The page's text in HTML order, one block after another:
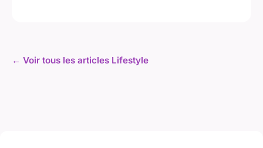
← Voir tous les articles Lifestyle